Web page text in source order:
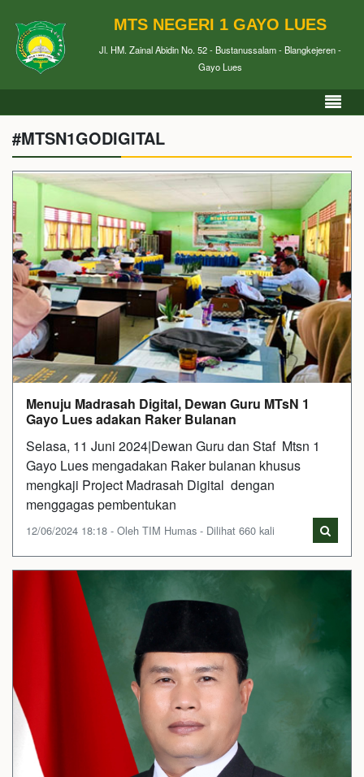
MTS NEGERI 1 GAYO LUES
Jl. HM. Zainal Abidin No. 52 - Bustanussalam - Blangkejeren -
Gayo Lues
#MTSN1GODIGITAL
Menuju Madrasah Digital, Dewan Guru MTsN 1
Gayo Lues adakan Raker Bulanan
Selasa, 11 Juni 2024|Dewan Guru dan Staf Mtsn 1
Gayo Lues mengadakan Raker bulanan khusus
mengkaji Project Madrasah Digital dengan
menggagas pembentukan
12/06/2024 18:18 - Oleh TIM Humas - Dilihat 660 kali